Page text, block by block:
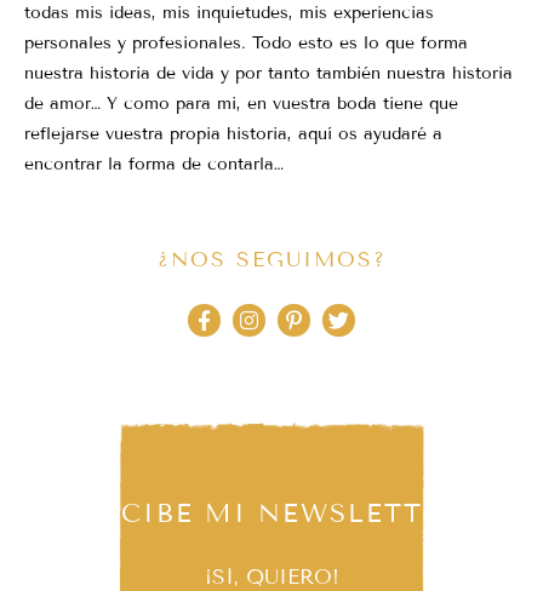
todas mis ideas, mis inquietudes, mis experiencias
personales y profesionales. Todo esto es lo que forma
nuestra historia de vida y por tanto también nuestra historia
de amor… Y como para mi, en vuestra boda tiene que
reflejarse vuestra propia historia, aquí os ayudaré a
encontrar la forma de contarla…
¿NOS SEGUIMOS?
RECIBE MI NEWSLETTER
¡SÍ, QUIERO!